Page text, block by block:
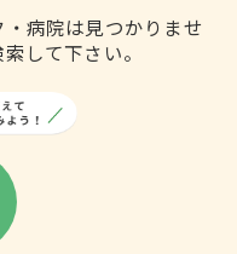
病院は見つかりませ
して下さい。